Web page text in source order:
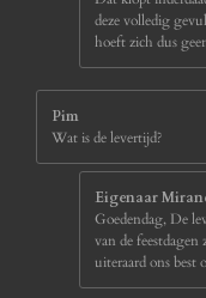
deze volledig
hoeft zich dus
Pim
Wat is de levertijd?
Eigenaar
Goedendag, De
van de
uiteraard ons best